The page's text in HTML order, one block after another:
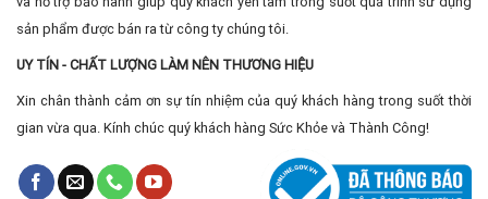
sản phẩm được bán ra từ công ty chúng tôi.
UY TÍN - CHẤT LƯỢNG LÀM NÊN THƯƠNG HIỆU
Xin chân thành cảm ơn sự tín nhiệm của quý khách hàng trong suốt thời
gian vừa qua. Kính chúc quý khách hàng Sức Khỏe và Thành Công!